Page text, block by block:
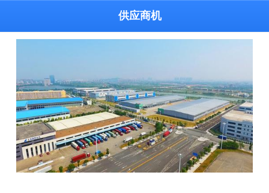
供应商机